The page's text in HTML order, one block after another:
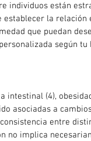
individuos están
la relación
que puedan
según tu
(4),
asociadas a
entre
no implica